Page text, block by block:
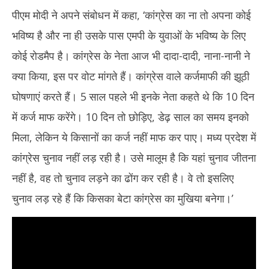
पीएम मोदी ने अपने संबोधन में कहा, ‘कांग्रेस का ना तो अपना कोई
भविष्य है और ना ही उसके पास एमपी के युवाओं के भविष्य के लिए
कोई रोडमैप है। कांग्रेस के नेता आज भी दादा-दादी, नाना-नानी ने
क्या किया, इस पर वोट मांगते हैं। कांग्रेस वाले कर्जमाफी की झूठी
घोषणाएं करते हैं। 5 साल पहले भी इनके नेता कहते थे कि 10 दिन
में कर्ज माफ करेंगे। 10 दिन तो छोड़िए, डेढ़ साल का समय इनको
मिला, लेकिन ये किसानों का कर्ज नहीं माफ कर पाए। मध्य प्रदेश में
कांग्रेस चुनाव नहीं लड़ रही है। उसे मालूम है कि यहां चुनाव जीतना
नहीं है, वह तो चुनाव लड़ने का ढोंग कर रही है। वे तो इसलिए
चुनाव लड़ रहे हैं कि किसका बेटा कांग्रेस का मुखिया बनेगा।’